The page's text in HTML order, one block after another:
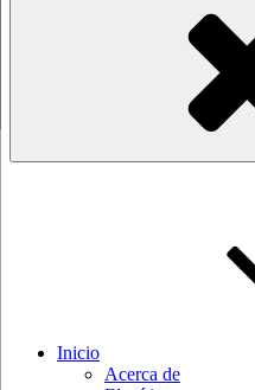
Inicio
Acerca de